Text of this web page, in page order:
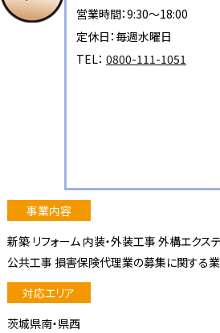
営業時間：9:30～18:00
定休日：毎週水曜日
TEL： 0800-111-1051
新築 リフォーム 内装・外装工事 外構エクス
公共工事 損害保険代理業の募集に関する
茨城県南・県西